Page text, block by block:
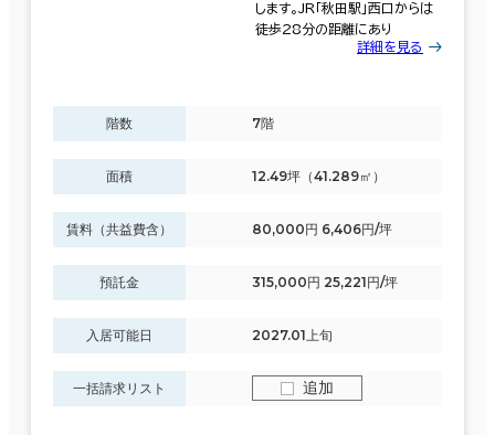
します。JR「秋田駅」西口からは
徒歩28分の距離にあり
詳細を見る
階数 7階
面積 12.49坪（41.289㎡）
賃料（共益費含） 80,000円 6,406円/坪
預託金 315,000円 25,221円/坪
入居可能日 2027.01上旬
一括請求リスト 追加